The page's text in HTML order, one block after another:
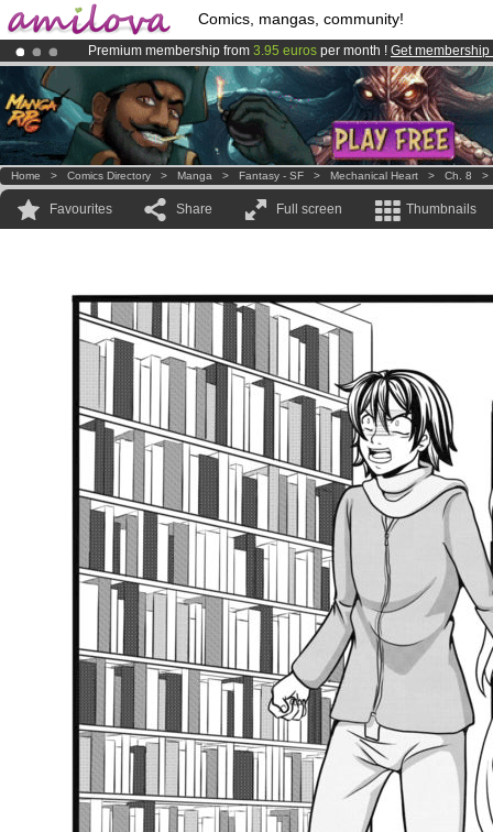
Comics, mangas, community!
Premium membership from 3.95 euros per month ! Get membership
AmilovaKickstarter is now LIVE!.
Already 100000membersand 1000 comics & mangas!.
Home > Comics Directory > Manga > Fantasy - SF > Mechanical Heart > Ch. 8
Favourites Share Full screen Thumbnails